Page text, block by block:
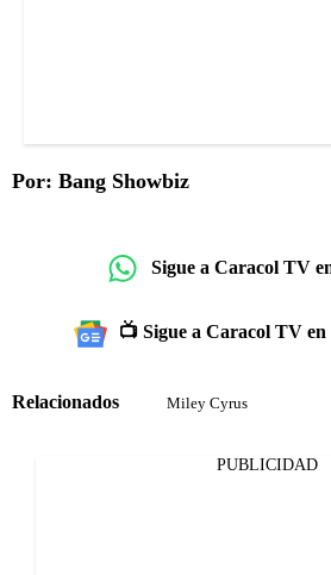
Por: Bang Showbiz
Sigue a Caracol TV
📺 Sigue a Caracol TV en
Relacionados Miley Cyrus
PUBLICIDAD